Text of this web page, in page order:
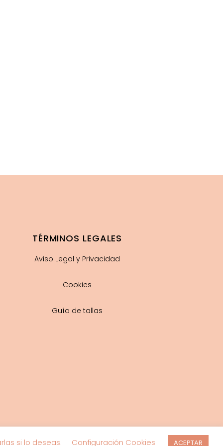
TÉRMINOS LEGALES
Aviso Legal y Privacidad
Cookies
Guía de tallas
si lo deseas. Configuración Cookies ACEPTAR